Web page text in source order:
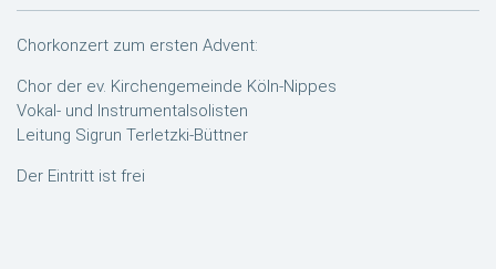
Chorkonzert zum ersten Advent:
Chor der ev. Kirchengemeinde Köln-Nippes
Vokal- und Instrumentalsolisten
Leitung Sigrun Terletzki-Büttner
Der Eintritt ist frei